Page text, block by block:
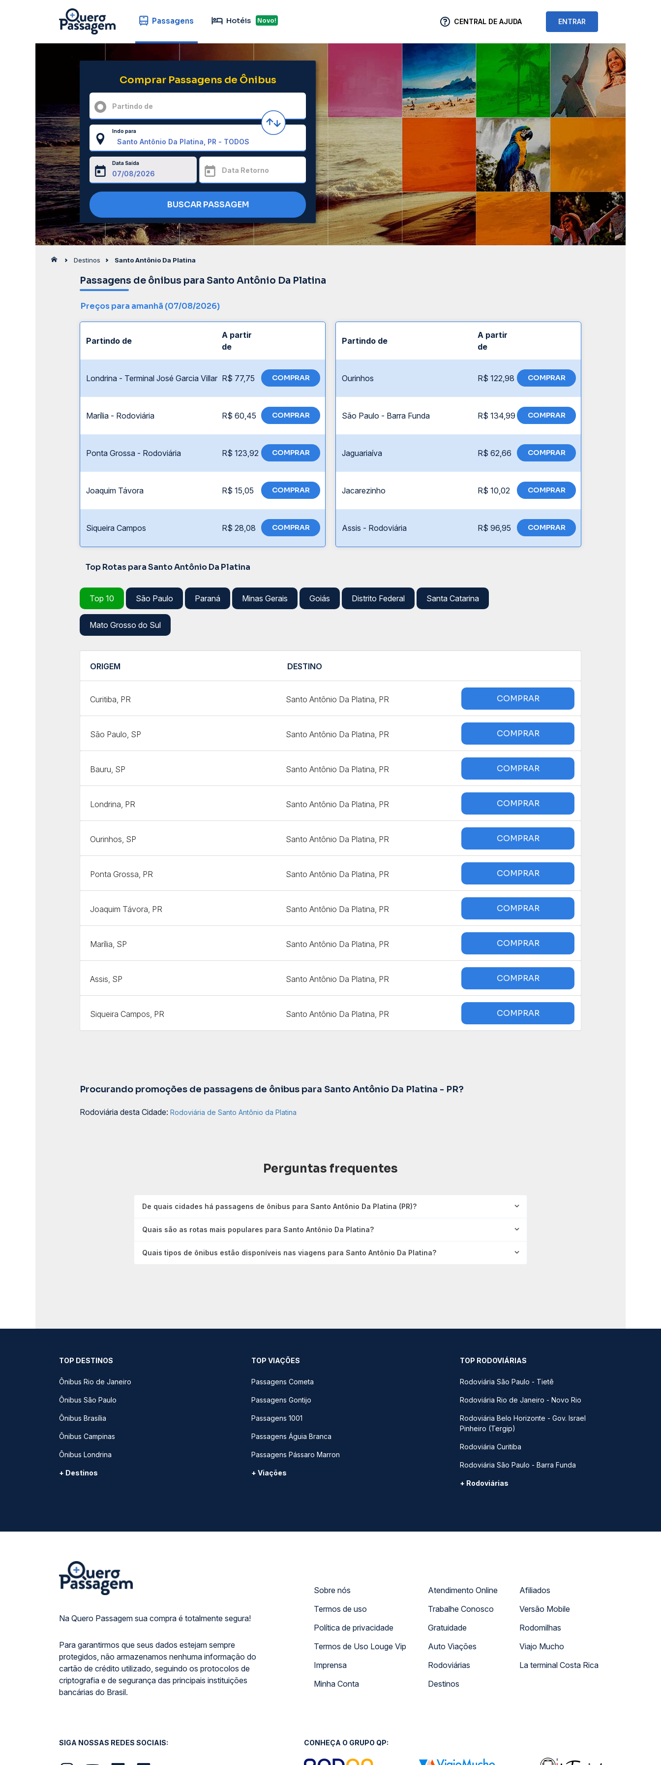
Passagens Hotéis Novo! CENTRAL DE AJUDA ENTRAR
Comprar Passagens de Ônibus
Partindo de
Indo para
Data Saída
Data Retorno
BUSCAR PASSAGEM
Destinos Santo Antônio Da Platina
Passagens de ônibus para Santo Antônio Da Platina
Preços para amanhã (07/08/2026)
Partindo de
A partir
de
Londrina - Terminal José Garcia Villar R$ 77,75 COMPRAR
Marília - Rodoviária R$ 60,45 COMPRAR
Ponta Grossa - Rodoviária R$ 123,92 COMPRAR
Joaquim Távora R$ 15,05 COMPRAR
Siqueira Campos R$ 28,08 COMPRAR
Partindo de
A partir
de
Ourinhos R$ 122,98 COMPRAR
São Paulo - Barra Funda R$ 134,99 COMPRAR
Jaguariaíva R$ 62,66 COMPRAR
Jacarezinho R$ 10,02 COMPRAR
Assis - Rodoviária R$ 96,95 COMPRAR
Top Rotas para Santo Antônio Da Platina
Top 10 São Paulo Paraná Minas Gerais Goiás Distrito Federal Santa Catarina
Mato Grosso do Sul
ORIGEM DESTINO
Curitiba, PR Santo Antônio Da Platina, PR
São Paulo, SP Santo Antônio Da Platina, PR
Bauru, SP Santo Antônio Da Platina, PR
Londrina, PR Santo Antônio Da Platina, PR
Ourinhos, SP Santo Antônio Da Platina, PR
Ponta Grossa, PR Santo Antônio Da Platina, PR
Joaquim Távora, PR Santo Antônio Da Platina, PR
Marília, SP Santo Antônio Da Platina, PR
Assis, SP Santo Antônio Da Platina, PR
Siqueira Campos, PR Santo Antônio Da Platina, PR
Procurando promoções de passagens de ônibus para Santo Antônio Da Platina - PR?
Rodoviária desta Cidade: Rodoviária de Santo Antônio da Platina
Perguntas frequentes
De quais cidades há passagens de ônibus para Santo Antônio Da Platina (PR)?
Quais são as rotas mais populares para Santo Antônio Da Platina?
Quais tipos de ônibus estão disponíveis nas viagens para Santo Antônio Da Platina?
TOP DESTINOS
Ônibus Rio de Janeiro
Ônibus São Paulo
Ônibus Brasília
Ônibus Campinas
Ônibus Londrina
+ Destinos
TOP VIAÇÕES
Passagens Cometa
Passagens Gontijo
Passagens 1001
Passagens Águia Branca
Passagens Pássaro Marron
+ Viações
TOP RODOVIÁRIAS
Rodoviária São Paulo - Tietê
Rodoviária Rio de Janeiro - Novo Rio
Rodoviária Belo Horizonte - Gov. Israel
Pinheiro (Tergip)
Rodoviária Curitiba
Rodoviária São Paulo - Barra Funda
+ Rodoviárias
Na Quero Passagem sua compra é totalmente segura!
Para garantirmos que seus dados estejam sempre
protegidos, não armazenamos nenhuma informação do
cartão de crédito utilizado, seguindo os protocolos de
criptografia e de segurança das principais instituições
bancárias do Brasil.
Sobre nós
Termos de uso
Política de privacidade
Termos de Uso Louge Vip
Imprensa
Minha Conta
Atendimento Online
Trabalhe Conosco
Gratuidade
Auto Viações
Rodoviárias
Destinos
Afiliados
Versão Mobile
Rodomilhas
Viajo Mucho
La terminal Costa Rica
SIGA NOSSAS REDES SOCIAIS: CONHEÇA O GRUPO QP: